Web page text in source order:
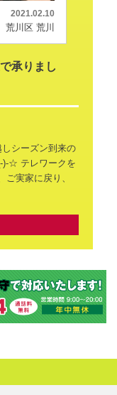
2021.02.10
荒川区 荒川
承りまし
しシーズン到来の
)-☆ テレワークを
ご実家に戻り、